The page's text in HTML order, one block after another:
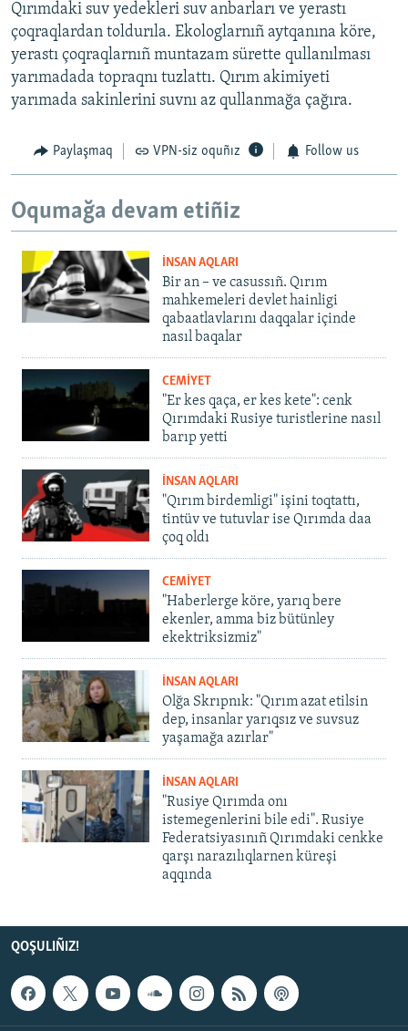
Qırımdaki suv yedekleri suv anbarları ve yerastı
çoqraqlardan toldurıla. Ekologlarnıñ aytqanına köre,
yerastı çoqraqlarnıñ muntazam sürette qullanılması
yarımadada topraqnı tuzlattı. Qırım akimiyeti
yarımada sakinlerini suvnı az qullanmağa çağıra.
Paylaşmaq VPN-siz oquñız Follow us
Oqumağa devam etiñiz
İNSAN AQLARI
Bir an – ve casussıñ. Qırım
mahkemeleri devlet hainligi
qabaatlavlarını daqqalar içinde
nasıl baqalar
CEMİYET
"Er kes qaça, er kes kete": cenk
Qırımdaki Rusiye turistlerine nasıl
barıp yetti
İNSAN AQLARI
"Qırım birdemligi" işini toqtattı,
tintüv ve tutuvlar ise Qırımda daa
çoq oldı
CEMİYET
"Haberlerge köre, yarıq bere
ekenler, amma biz bütünley
ekektriksizmiz"
İNSAN AQLARI
Olğa Skrıpnık: "Qırım azat etilsin
dep, insanlar yarıqsız ve suvsuz
yaşamağa azırlar"
İNSAN AQLARI
"Rusiye Qırımda onı
istemegenlerini bile edi". Rusiye
Federatsiyasınıñ Qırımdaki cenkke
qarşı narazılıqlarnen küreşi
aqqında
QOŞULIÑIZ!